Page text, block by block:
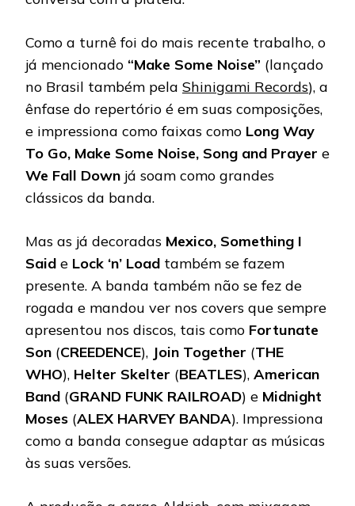
Como a turnê foi do mais recente trabalho, o
já mencionado “Make Some Noise” (lançado
no Brasil também pela Shinigami Records), a
ênfase do repertório é em suas composições,
e impressiona como faixas como Long Way
To Go, Make Some Noise, Song and Prayer e
We Fall Down já soam como grandes
clássicos da banda.
Mas as já decoradas Mexico, Something I
Said e Lock ‘n’ Load também se fazem
presente. A banda também não se fez de
rogada e mandou ver nos covers que sempre
apresentou nos discos, tais como Fortunate
Son (CREEDENCE), Join Together (THE
WHO), Helter Skelter (BEATLES), American
Band (GRAND FUNK RAILROAD) e Midnight
Moses (ALEX HARVEY BANDA). Impressiona
como a banda consegue adaptar as músicas
às suas versões.